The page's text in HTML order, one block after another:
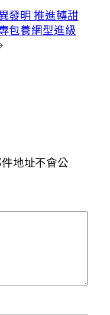
發明 推進轉甜
包養網型進級
地址不會公